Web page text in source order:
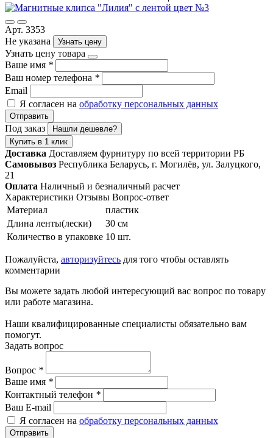
Арт. 3353
Не указана
Узнать цену
Узнать цену товара
Ваше имя *
Ваш номер телефона *
Email
Я согласен на обработку персональных данных
Отправить
Под заказ
Нашли дешевле?
Купить в 1 клик
Доставка Доставляем фурнитуру по всей территории РБ
Самовывоз Республика Беларусь, г. Могилёв, ул. Залуцкого,
21
Оплата Наличный и безналичный расчет
Характеристики Отзывы Вопрос-ответ
Материал
пластик
Длина ленты(лески)
30 см
Количество в упаковке 10 шт.
Пожалуйста, авторизуйтесь для того чтобы оставлять
комментарии
Вы можете задать любой интересующий вас вопрос по товару
или работе магазина.
Наши квалифицированные специалисты обязательно вам
помогут.
Задать вопрос
Вопрос *
Ваше имя *
Контактный телефон *
Ваш E-mail
Я согласен на обработку персональных данных
Отправить